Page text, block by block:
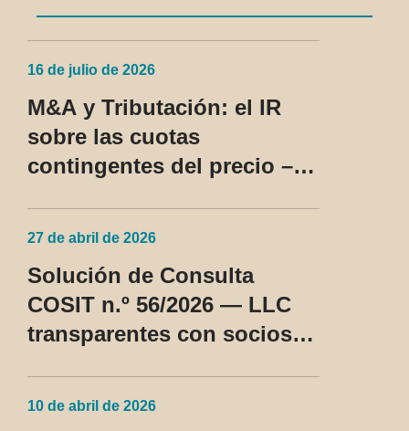
16 de julio de 2026
M&A y Tributación: el IR
sobre las cuotas
contingentes del precio –
27 de abril de 2026
Solución de Consulta
COSIT n.º 56/2026 — LLC
transparentes con socios
10 de abril de 2026